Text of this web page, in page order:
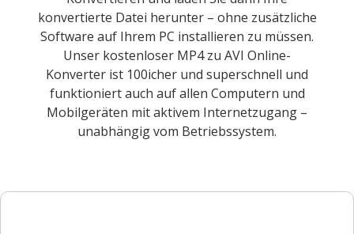
konvertierte Datei herunter – ohne zusätzliche
Software auf Ihrem PC installieren zu müssen.
Unser kostenloser MP4 zu AVI Online-
Konverter ist 100icher und superschnell und
funktioniert auch auf allen Computern und
Mobilgeräten mit aktivem Internetzugang –
unabhängig vom Betriebssystem.